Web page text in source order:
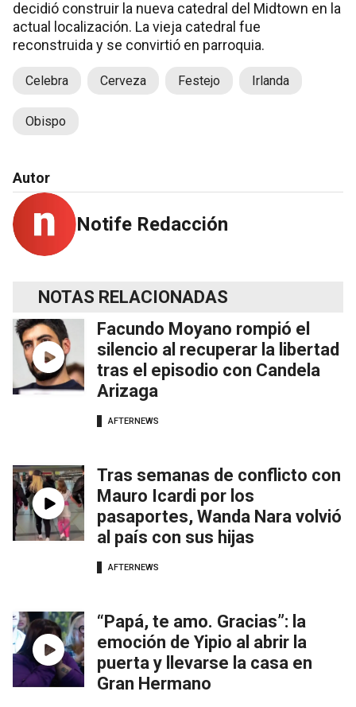
decidió construir la nueva catedral del Midtown en la
actual localización. La vieja catedral fue
reconstruida y se convirtió en parroquia.
Celebra Cerveza Festejo Irlanda
Obispo
Autor
Notife Redacción
NOTAS RELACIONADAS
Facundo Moyano rompió el
silencio al recuperar la libertad
tras el episodio con Candela
Arizaga
AFTERNEWS
Tras semanas de conflicto con
Mauro Icardi por los
pasaportes, Wanda Nara volvió
al país con sus hijas
AFTERNEWS
“Papá, te amo. Gracias”: la
emoción de Yipio al abrir la
puerta y llevarse la casa en
Gran Hermano